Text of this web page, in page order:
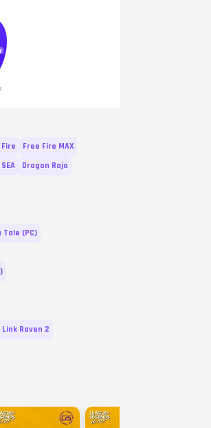
Free Fire MAX
Dragon Raja
Tale (PC)
Raven 2